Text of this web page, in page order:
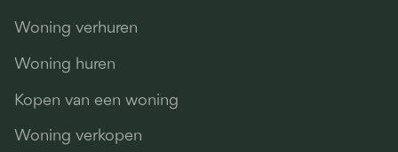
Woning verhuren
Woning huren
Kopen van een woning
Woning verkopen